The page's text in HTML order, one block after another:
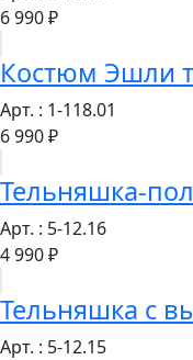
6 990 ₽
Костюм Эшли
Арт. : 1-118.01
6 990 ₽
Тельняшка-
Арт. : 5-12.16
4 990 ₽
Тельняшка с
Арт. : 5-12.15